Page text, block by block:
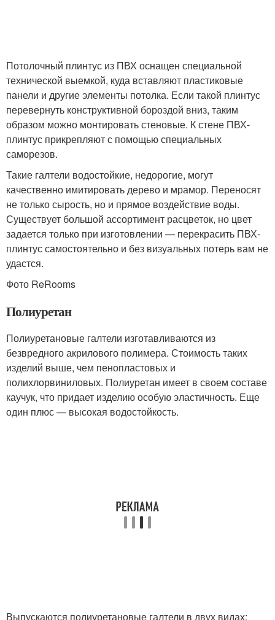
Потолочный плинтус из ПВХ оснащен специальной
технической выемкой, куда вставляют пластиковые
панели и другие элементы потолка. Если такой плинтус
перевернуть конструктивной бороздой вниз, таким
образом можно монтировать стеновые. К стене ПВХ-
плинтус прикрепляют с помощью специальных
саморезов.
Такие галтели водостойкие, недорогие, могут
качественно имитировать дерево и мрамор. Переносят
не только сырость, но и прямое воздействие воды.
Существует большой ассортимент расцветок, но цвет
задается только при изготовлении — перекрасить ПВХ-
плинтус самостоятельно и без визуальных потерь вам не
удастся.
Фото ReRooms
Полиуретан
Полиуретановые галтели изготавливаются из
безвредного акрилового полимера. Стоимость таких
изделий выше, чем пенопластовых и
полихлорвиниловых. Полиуретан имеет в своем составе
каучук, что придает изделию особую эластичность. Еще
один плюс — высокая водостойкость.
Выпускаются полиуретановые галтели в двух видах: